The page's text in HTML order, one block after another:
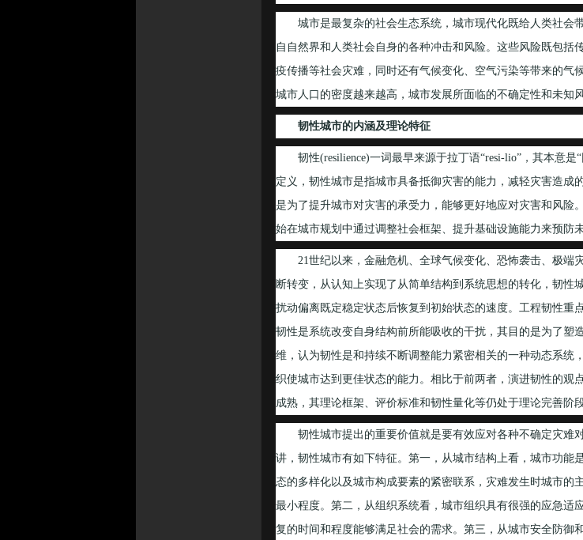
城市是最复杂的社会生态系统，城市现代化既给人类社会
自自然界和人类社会自身的各种冲击和风险。这些风险既包
疫传播等社会灾难，同时还有气候变化、空气污染等带来的气
城市人口的密度越来越高，城市发展所面临的不确定性和未知
韧性城市的内涵及理论特征
韧性(resilience)一词最早来源于拉丁语“resi-lio”，其本意是
定义，韧性城市是指城市具备抵御灾害的能力，减轻灾害造成
是为了提升城市对灾害的承受力，能够更好地应对灾害和风险
始在城市规划中通过调整社会框架、提升基础设施能力来预防
21世纪以来，金融危机、全球气候变化、恐怖袭击、极端
断转变，从认知上实现了从简单结构到系统思想的转化，韧性
扰动偏离既定稳定状态后恢复到初始状态的速度。工程韧性重
韧性是系统改变自身结构前所能吸收的干扰，其目的是为了塑
维，认为韧性是和持续不断调整能力紧密相关的一种动态系统
织使城市达到更佳状态的能力。相比于前两者，演进韧性的观
成熟，其理论框架、评价标准和韧性量化等仍处于理论完善阶段
韧性城市提出的重要价值就是要有效应对各种不确定灾难
讲，韧性城市有如下特征。第一，从城市结构上看，城市功能
态的多样化以及城市构成要素的紧密联系，灾难发生时城市的
最小程度。第二，从组织系统看，城市组织具有很强的应急适
复的时间和程度能够满足社会的需求。第三，从城市安全防